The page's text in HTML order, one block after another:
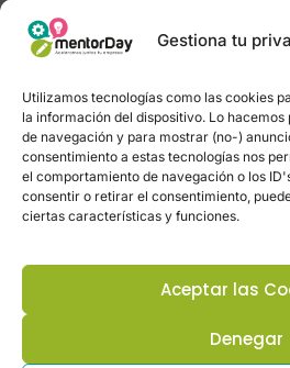
Gestiona tu
Utilizamos tecnologías como las cookies
la información del dispositivo. Lo
de navegación y para mostrar (no-)
consentimiento a estas tecnologías nos
el comportamiento de navegación o los
consentir o retirar el consentimiento,
ciertas características y funciones.
Aceptar las
Denegar